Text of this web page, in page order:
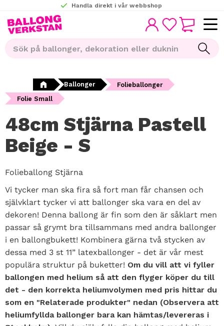
Meny
Handla direkt i vår webbshop
FAVORITER
KUNDVAGN
Ballonger
Folieballonger
Folie Small
48cm Stjärna Pastell
Beige - S
Folieballong Stjärna
Vi tycker man ska fira så fort man får chansen och
självklart tycker vi att ballonger ska vara en del av
dekoren! Denna ballong är fin som den är såklart men
passar så grymt bra tillsammans med andra ballonger
i en ballongbukett! Kombinera gärna två stycken av
dessa med 3 st 11” latexballonger - det är vår mest
populära struktur på buketter! Om du vill att vi fyller
ballongen med helium så att den flyger köper du till
det - den korrekta heliumvolymen med pris hittar du
som en "Relaterade produkter" nedan (Observera att
heliumfyllda ballonger bara kan hämtas/levereras i